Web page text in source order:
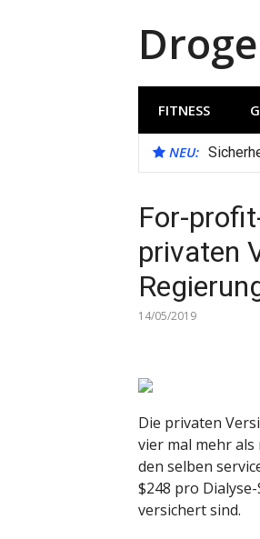
FITNESS
NEU:
For-
privaten
14/05/2019
Die privaten
vier mal mehr
den selben
$248 pro
versichert sind.